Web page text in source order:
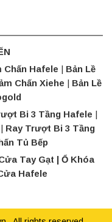
Chấn Hafele
Bản Lề
Chấn Xiehe
Bản Lề
Bi 3 Tầng Hafele
Ray Trượt Bi 3 Tầng
Tủ Bếp
Tay Gạt | Ổ Khóa
Hafele